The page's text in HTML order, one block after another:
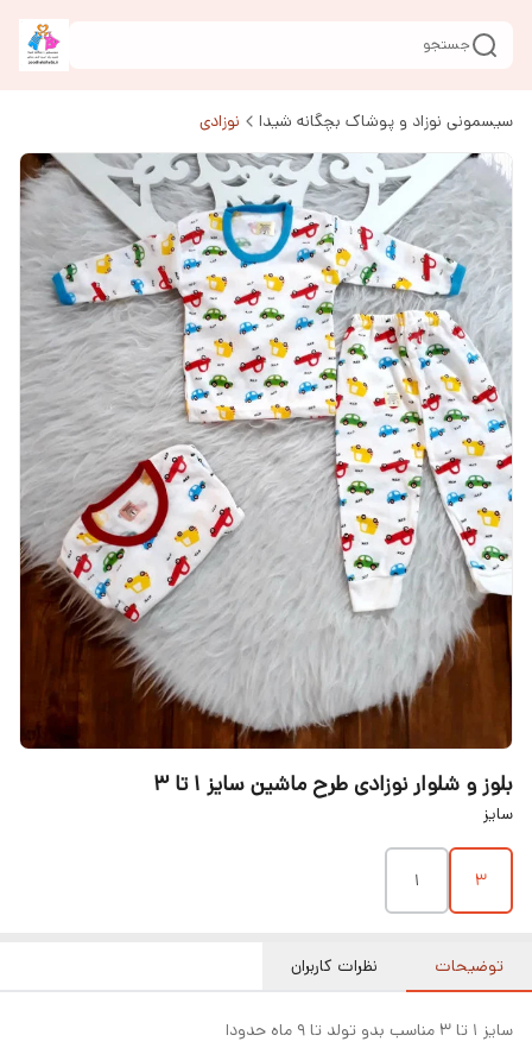
جستجو
سیسمونی نوزاد و پوشاک بچگانه شیدا نوزادی
بلوز و شلوار نوزادی طرح ماشین سایز ۱ تا ۳
سایز
۳ ۱
توضیحات نظرات کاربران
سایز ۱ تا ۳ مناسب بدو تولد تا ۹ ماه حدودا